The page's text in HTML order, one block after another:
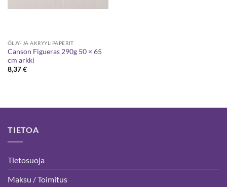
ÖLJY- JA AKRYYLIPAPERIT
Canson Figueras 290g 50 × 65
cm arkki
8,37€
TIETOA
Tietosuoja
Maksu / Toimitus